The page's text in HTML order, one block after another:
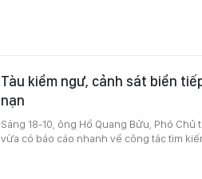
Tàu kiểm ngư, cảnh sát biển
nạn
Sáng 18-10, ông Hồ Quang Bửu, Phó Chủ
vừa có báo cáo nhanh về công tác tìm